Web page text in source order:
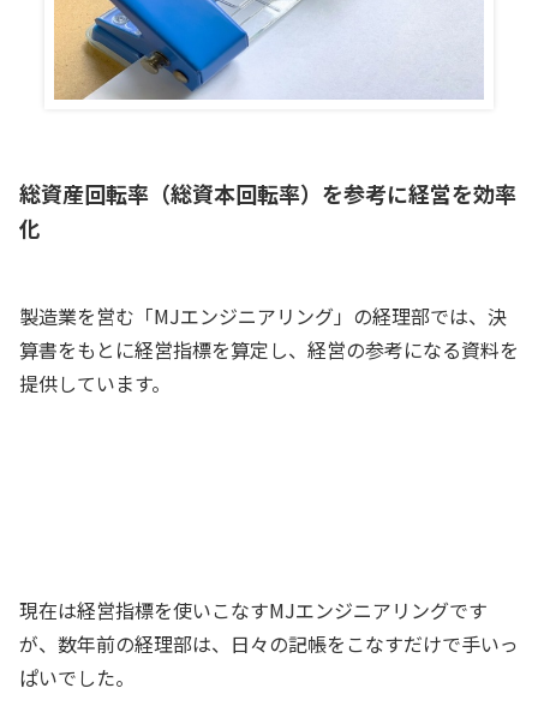
総資産回転率（総資本回転率）を参考に経営を効率
化
製造業を営む「MJエンジニアリング」の経理部では、決
算書をもとに経営指標を算定し、経営の参考になる資料を
提供しています。
現在は経営指標を使いこなすMJエンジニアリングです
が、数年前の経理部は、日々の記帳をこなすだけで手いっ
ぱいでした。